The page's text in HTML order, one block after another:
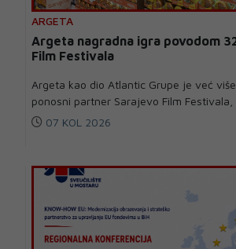
ARGETA
Argeta nagradna igra povodom
Film Festivala
Argeta kao dio Atlantic Grupe je već
ponosni partner Sarajevo Film Festivala,
07 KOL 2026